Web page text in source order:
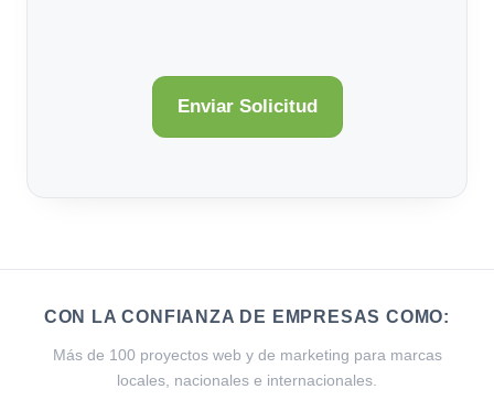
CON LA CONFIANZA DE EMPRESAS COMO:
Más de 100 proyectos web y de marketing para marcas
locales, nacionales e internacionales.